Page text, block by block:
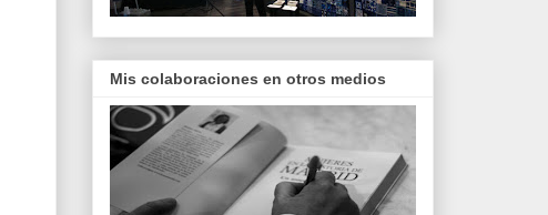
Mis colaboraciones en otros medios